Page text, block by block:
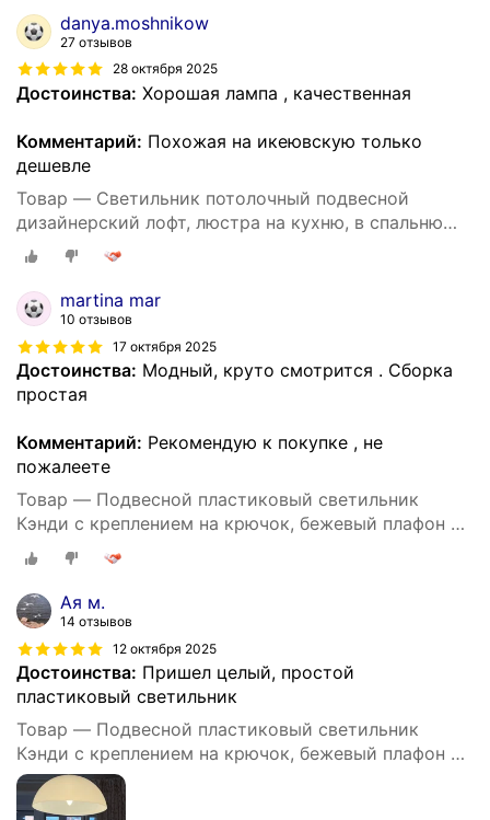
220В /290х170 мм, без ламп, НСБ 21-60-212
danya.moshnikow
27 отзывов
28 октября 2025
Достоинства: Хорошая лампа , качественная
Комментарий: Похожая на икеювскую только
дешевле
Товар — Светильник потолочный подвесной
дизайнерский лофт, люстра на кухню, в спальню
под лампу Е27, 60 Вт, Белый
martina mar
10 отзывов
17 октября 2025
Достоинства: Модный, круто смотрится . Сборка
простая
Комментарий: Рекомендую к покупке , не
пожалеете
Товар — Подвесной пластиковый светильник
Кэнди с креплением на крючок, бежевый плафон с
белым шнуром 80 см, Е27, 60Вт, IP20, 220В,
290х170 мм, без ламп, НСБ 21-60-232
Ая м.
14 отзывов
12 октября 2025
Достоинства: Пришел целый, простой
пластиковый светильник
Товар — Подвесной пластиковый светильник
Кэнди с креплением на крючок, бежевый плафон с
белым шнуром 80 см, Е27, 60Вт, IP20, 220В,
290х170 мм, без ламп, НСБ 21-60-232